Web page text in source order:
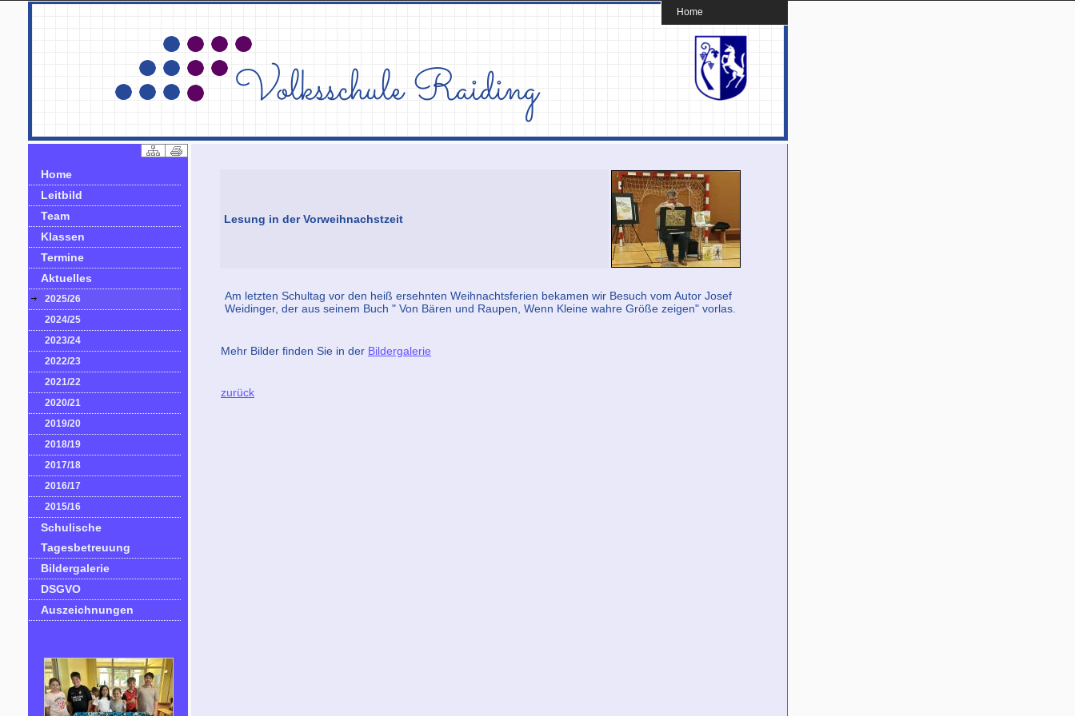
Home
Home
Leitbild
Team
Klassen
Termine
Aktuelles
2025/26
2024/25
2023/24
2022/23
2021/22
2020/21
2019/20
2018/19
2017/18
2016/17
2015/16
Schulische
Tagesbetreuung
Bildergalerie
DSGVO
Auszeichnungen
Lesung in der Vorweihnachstzeit
Am letzten Schultag vor den heiß ersehnten Weihnachtsferien bekamen wir Besuch vom Autor Josef
Weidinger, der aus seinem Buch " Von Bären und Raupen, Wenn Kleine wahre Größe zeigen" vorlas.
Mehr Bilder finden Sie in der Bildergalerie
zurück